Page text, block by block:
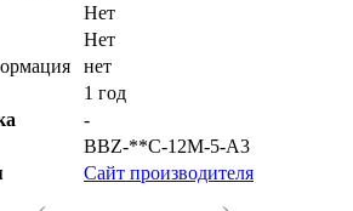
Нет
Нет
нет
1 год
-
BBZ-**C-12M-5-A3
Сайт производителя